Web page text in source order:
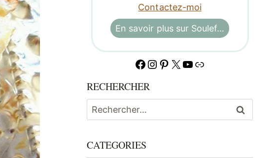
Contactez-moi
En savoir plus sur Soulef…
Facebook
Instagram
Pinterest
X YouTube
Lien
RECHERCHER
Rechercher :
CATEGORIES